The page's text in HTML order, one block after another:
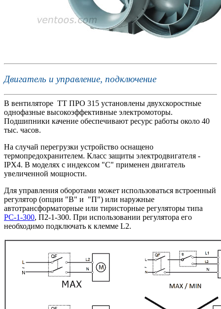
Двигатель и управление, подключение
В вентиляторе ТТ ПРО 315 установлены двухскоростные
однофазные высокоэффективные электромоторы.
Подшипники качение обеспечивают ресурс работы около 40
тыс. часов.
На случай перегрузки устройство оснащено
термопредохранителем. Класс защиты электродвигателя -
IPX4. В моделях с индексом "С" применен двигатель
увеличенной мощности.
Для управления оборотами может использоваться встроенный
регулятор (опции "В" и "П") или наружные
автотрансформаторные или тиристорные регуляторы типа
РС-1-300, П2-1-300. При использовании регулятора его
необходимо подключать к клемме L2.